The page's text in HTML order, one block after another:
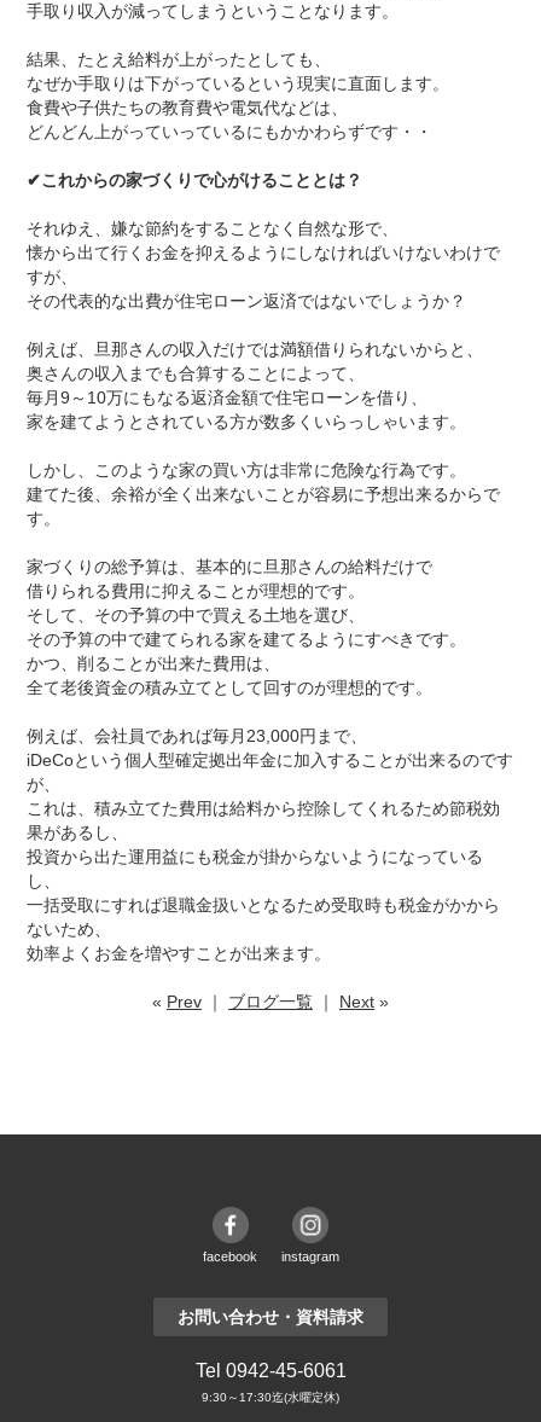
手取り収入が減ってしまうということなります。
結果、たとえ給料が上がったとしても、
なぜか手取りは下がっているという現実に直面します。
食費や子供たちの教育費や電気代などは、
どんどん上がっていっているにもかかわらずです・・
✔これからの家づくりで心がけることとは？
それゆえ、嫌な節約をすることなく自然な形で、
懐から出て行くお金を抑えるようにしなければいけないわけで
すが、
その代表的な出費が住宅ローン返済ではないでしょうか？
例えば、旦那さんの収入だけでは満額借りられないからと、
奥さんの収入までも合算することによって、
毎月9～10万にもなる返済金額で住宅ローンを借り、
家を建てようとされている方が数多くいらっしゃいます。
しかし、このような家の買い方は非常に危険な行為です。
建てた後、余裕が全く出来ないことが容易に予想出来るからで
す。
家づくりの総予算は、基本的に旦那さんの給料だけで
借りられる費用に抑えることが理想的です。
そして、その予算の中で買える土地を選び、
その予算の中で建てられる家を建てるようにすべきです。
かつ、削ることが出来た費用は、
全て老後資金の積み立てとして回すのが理想的です。
例えば、会社員であれば毎月23,000円まで、
iDeCoという個人型確定拠出年金に加入することが出来るのです
が、
これは、積み立てた費用は給料から控除してくれるため節税効
果があるし、
投資から出た運用益にも税金が掛からないようになっている
し、
一括受取にすれば退職金扱いとなるため受取時も税金がかから
ないため、
効率よくお金を増やすことが出来ます。
« Prev ｜ ブログ一覧 ｜ Next »
facebook instagram
お問い合わせ・資料請求
Tel 0942-45-6061
9:30～17:30迄(水曜定休)